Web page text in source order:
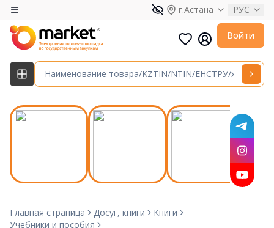
г.Астана РУС
Войти
Главная страница Досуг, книги
Книги
Учебники и пособия